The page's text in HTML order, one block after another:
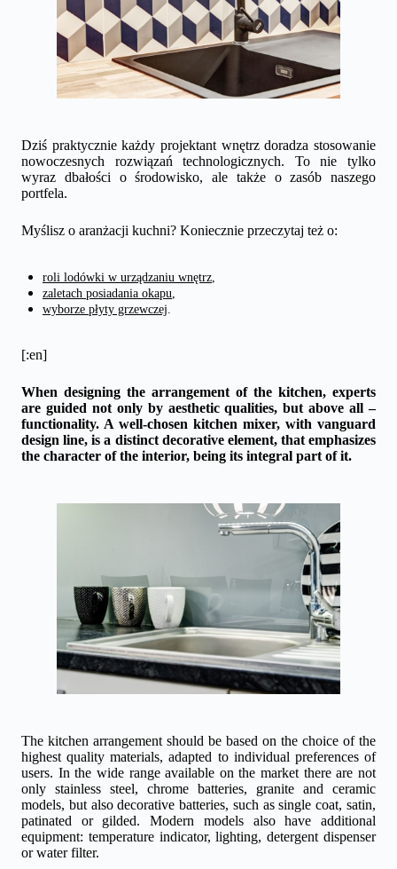
Dziś praktycznie każdy projektant wnętrz doradza stosowanie
nowoczesnych rozwiązań technologicznych. To nie tylko
wyraz dbałości o środowisko, ale także o zasób naszego
portfela.
Myślisz o aranżacji kuchni? Koniecznie przeczytaj też o:
roli lodówki w urządzaniu wnętrz
zaletach posiadania okapu
wyborze płyty grzewczej
[:en]
When designing the arrangement of the kitchen, experts
are guided not only by aesthetic qualities, but above all –
functionality. A well-chosen kitchen mixer, with vanguard
design line, is a distinct decorative element, that emphasizes
the character of the interior, being its integral part of it.
The kitchen arrangement should be based on the choice of the
highest quality materials, adapted to individual preferences of
users. In the wide range available on the market there are not
only stainless steel, chrome batteries, granite and ceramic
models, but also decorative batteries, such as single coat, satin,
patinated or gilded. Modern models also have additional
equipment: temperature indicator, lighting, detergent dispenser
or water filter.